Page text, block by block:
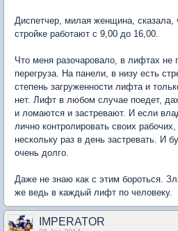
Диспетчер, милая женщина, сказала,
стройке работают с 9,00 до 16,00.
Что меня разочаровало, в лифтах не
перегруза. На панели, в низу есть
степень загруженности лифта и
нет. Лифт в любом случае поедет,
и ломаются и застревают. И если
лично контролировать своих
нескольку раз в день застревать. И
очень долго.
Даже не знаю как с этим бороться.
же ведь в каждый лифт по человеку.
IMPERATOR